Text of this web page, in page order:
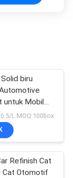
biru
untuk Mobil
L MOQ:100box
Refinish Cat
Cat Otomotif